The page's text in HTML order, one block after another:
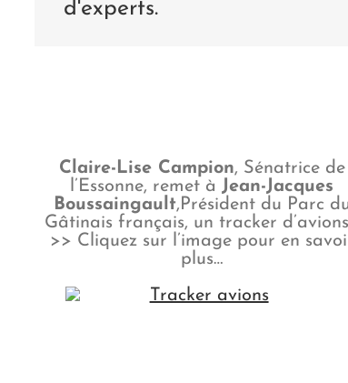
d'experts.
Claire-Lise Campion, Sénatrice de
l’Essonne, remet àJean-Jacques
Boussaingault,Président du Parc
Gâtinais français, un tracker
>> Cliquez sur l’image pour en
plus…